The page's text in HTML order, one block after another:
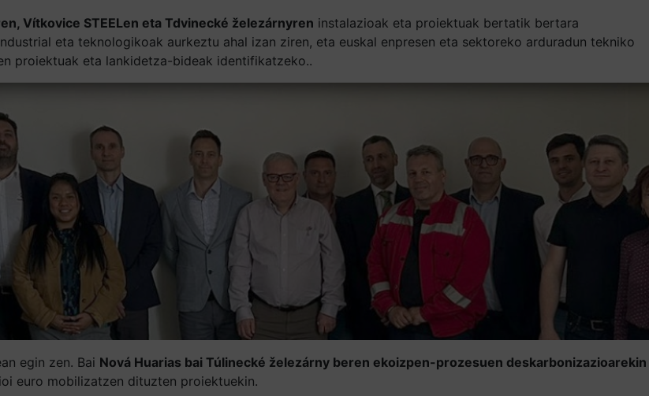
Vítkovice STEELen eta Tdvinecké železárnyren instalazioak eta proiektuak bertatik bertara
eta teknologikoak aurkeztu ahal izan ziren, eta euskal enpresen eta sektoreko arduradun tekniko
proiektuak eta lankidetza-bideak identifikatzeko..
egin zen. Bai Nová Huarias bai Túlinecké železárny beren ekoizpen-prozesuen deskarbonizazioarekin
euro mobilizatzen dituzten proiektuekin.